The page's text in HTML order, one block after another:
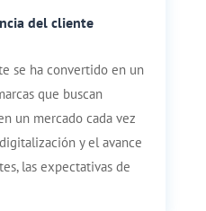
del cliente
se ha convertido en un
que buscan
un mercado cada vez
y el avance
las expectativas de